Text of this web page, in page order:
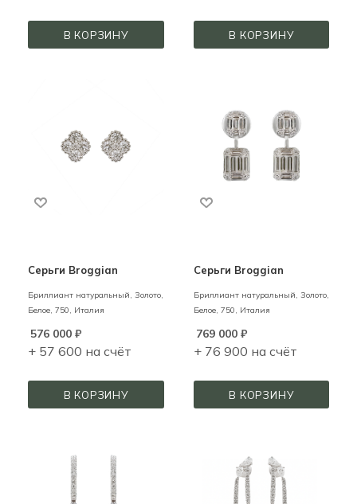
В КОРЗИНУ В КОРЗИНУ
Серьги Broggian
Бриллиант натуральный, Золото,
Белое, 750, Италия
576 000 ₽
+ 57 600 на счёт
В КОРЗИНУ
Серьги Broggian
Бриллиант натуральный, Золото,
Белое, 750, Италия
769 000₽
+ 76 900 на счёт
В КОРЗИНУ